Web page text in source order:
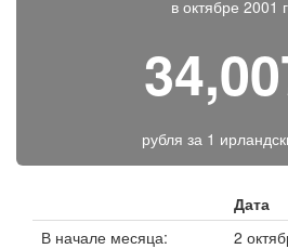
в октябре 2001
рубля за 1
Дата
В начале месяца:
2